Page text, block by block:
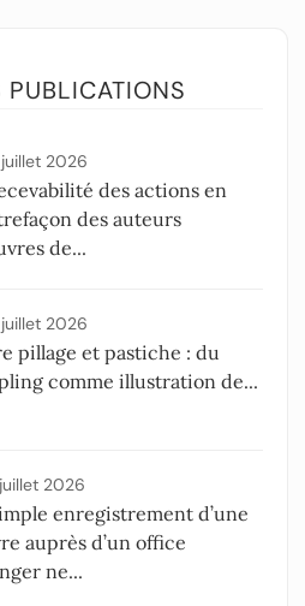
PUBLICATIONS
2026
des actions en
des auteurs
de...
2026
pillage et pastiche : du
comme illustration de...
2026
enregistrement d’une
auprès d’un office
ne...